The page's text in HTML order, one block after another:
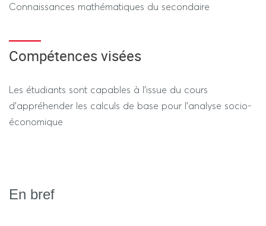
Connaissances mathématiques du secondaire
Compétences visées
Les étudiants sont capables à l’issue du cours
d’appréhender les calculs de base pour l’analyse socio-
économique
En bref